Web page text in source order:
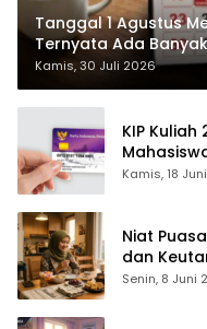
Tanggal 1 Agustus
Ternyata Ada
ASI Sedunia hingga
Kamis, 30 Juli 2026
KIP
Rp1,4 Juta
Kamis, 18
Niat
dan
Muslim
Senin, 8 Juni